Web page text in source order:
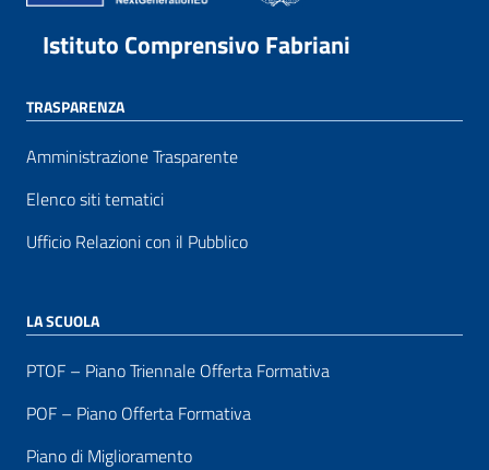
Istituto Comprensivo Fabriani
TRASPARENZA
Amministrazione Trasparente
Elenco siti tematici
Ufficio Relazioni con il Pubblico
LA SCUOLA
PTOF – Piano Triennale Offerta Formativa
POF – Piano Offerta Formativa
Piano di Miglioramento